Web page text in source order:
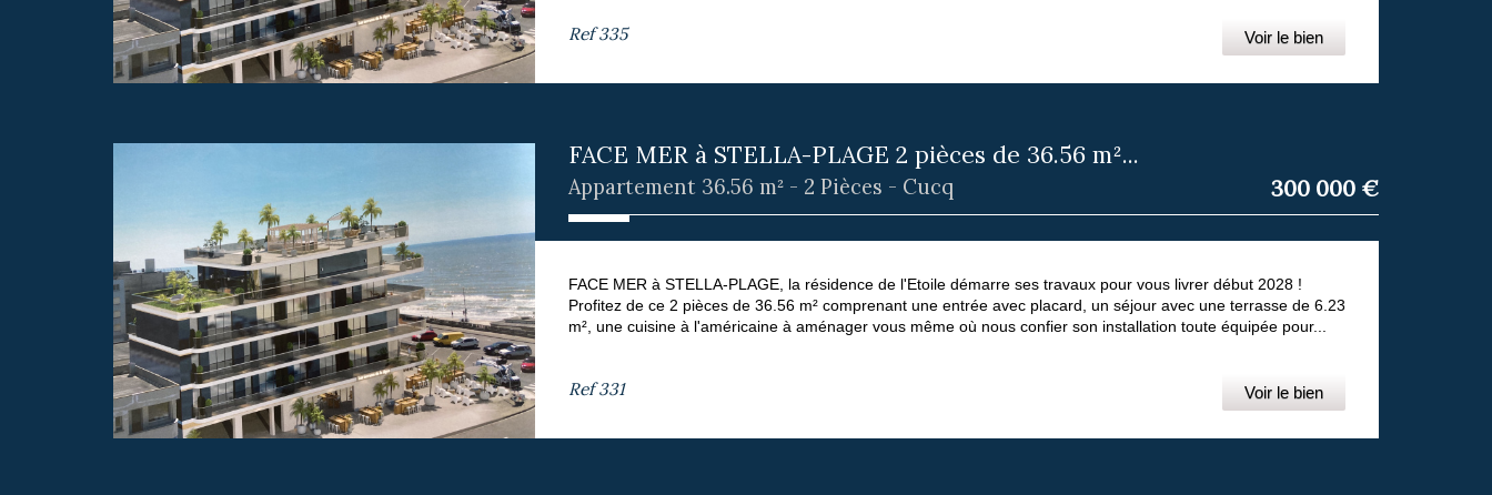
Ref335 Voir le bien
FACE MER à STELLA-PLAGE 2 pièces de 36.56 m²...
Appartement 36.56 m² - 2 Pièces - Cucq 300 000 €
FACE MER à STELLA-PLAGE, la résidence de l'Etoile démarre ses travaux pour vous livrer début 2028 !
Profitez de ce 2 pièces de 36.56 m² comprenant une entrée avec placard, un séjour avec une terrasse de 6.23
m², une cuisine à l'américaine à aménager vous même où nous confier son installation toute équipée pour...
Ref331 Voir le bien